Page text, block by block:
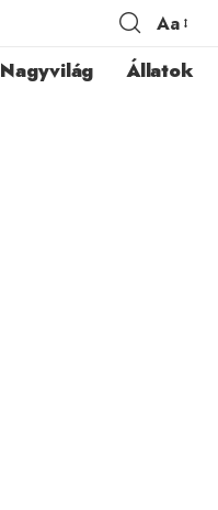
Aa
Nagyvilág Állatok